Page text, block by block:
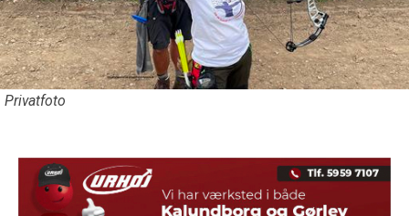
Privatfoto